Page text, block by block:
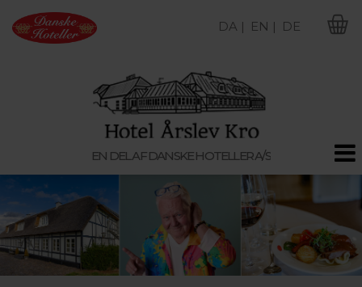
EN DEL AF DANSKE HOTELLER A/S
DA | EN | DE